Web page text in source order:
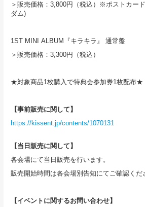
＞販売価格：3,800円（税込）※ポストカー
ダム)
1ST MINI ALBUM『キラキラ』 通常盤
＞販売価格：3,300円（税込）
★対象商品1枚購入で特典会参加券1枚配布★
【事前販売に関して】
https://kissent.jp/contents/1070131
【当日販売に関して】
各会場にて当日販売を行います。
販売開始時間は各会場別告知にてご確認くだ
【イベントに関するお問い合わせ】